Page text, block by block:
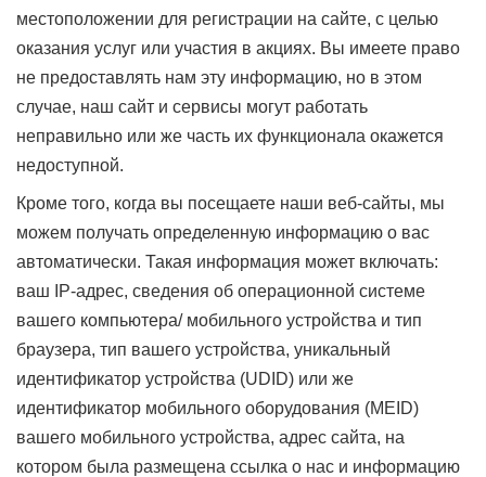
местоположении для регистрации на сайте, с целью
оказания услуг или участия в акциях. Вы имеете право
не предоставлять нам эту информацию, но в этом
случае, наш сайт и сервисы могут работать
неправильно или же часть их функционала окажется
недоступной.
Кроме того, когда вы посещаете наши веб-сайты, мы
можем получать определенную информацию о вас
автоматически. Такая информация может включать:
ваш IP-адрес, сведения об операционной системе
вашего компьютера/ мобильного устройства и тип
браузера, тип вашего устройства, уникальный
идентификатор устройства (UDID) или же
идентификатор мобильного оборудования (MEID)
вашего мобильного устройства, адрес сайта, на
котором была размещена ссылка о нас и информацию